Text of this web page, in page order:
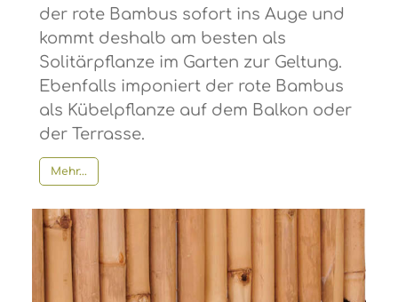
der rote Bambus sofort ins Auge und
kommt deshalb am besten als
Solitärpflanze im Garten zur Geltung.
Ebenfalls imponiert der rote Bambus
als Kübelpflanze auf dem Balkon oder
der Terrasse.
Mehr...